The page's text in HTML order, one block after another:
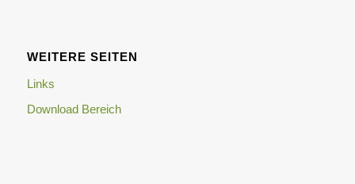
WEITERE SEITEN
Links
Download Bereich